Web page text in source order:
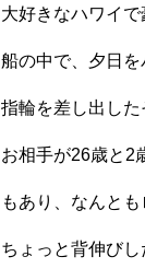
大好きなハワイ
船の中で、夕日を
指輪を差し出した
お相手が26歳と2
もあり、なんと
ちょっと背伸び